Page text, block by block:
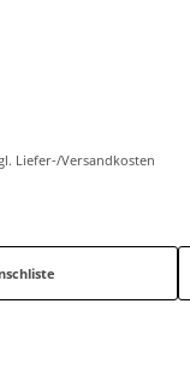
Liefer-/Versandkosten